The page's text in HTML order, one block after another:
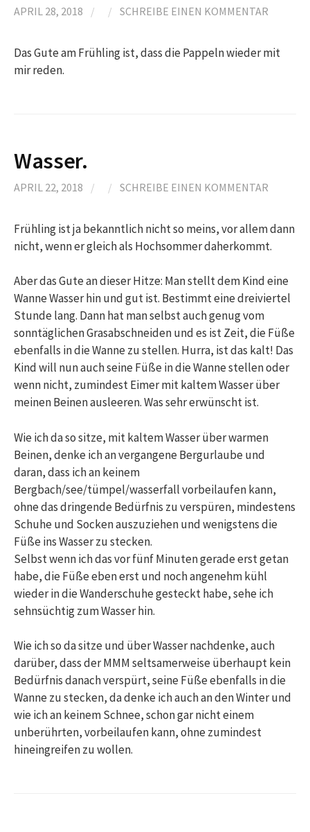
APRIL 28, 2018 / / SCHREIBE EINEN KOMMENTAR
Das Gute am Frühling ist, dass die Pappeln wieder mit
mir reden.
Wasser.
APRIL 22, 2018 / / SCHREIBE EINEN KOMMENTAR
Frühling ist ja bekanntlich nicht so meins, vor allem dann
nicht, wenn er gleich als Hochsommer daherkommt.
Aber das Gute an dieser Hitze: Man stellt dem Kind eine
Wanne Wasser hin und gut ist. Bestimmt eine dreiviertel
Stunde lang. Dann hat man selbst auch genug vom
sonntäglichen Grasabschneiden und es ist Zeit, die Füße
ebenfalls in die Wanne zu stellen. Hurra, ist das kalt! Das
Kind will nun auch seine Füße in die Wanne stellen oder
wenn nicht, zumindest Eimer mit kaltem Wasser über
meinen Beinen ausleeren. Was sehr erwünscht ist.
Wie ich da so sitze, mit kaltem Wasser über warmen
Beinen, denke ich an vergangene Bergurlaube und
daran, dass ich an keinem
Bergbach/see/tümpel/wasserfall vorbeilaufen kann,
ohne das dringende Bedürfnis zu verspüren, mindestens
Schuhe und Socken auszuziehen und wenigstens die
Füße ins Wasser zu stecken.
Selbst wenn ich das vor fünf Minuten gerade erst getan
habe, die Füße eben erst und noch angenehm kühl
wieder in die Wanderschuhe gesteckt habe, sehe ich
sehnsüchtig zum Wasser hin.
Wie ich so da sitze und über Wasser nachdenke, auch
darüber, dass der MMM seltsamerweise überhaupt kein
Bedürfnis danach verspürt, seine Füße ebenfalls in die
Wanne zu stecken, da denke ich auch an den Winter und
wie ich an keinem Schnee, schon gar nicht einem
unberührten, vorbeilaufen kann, ohne zumindest
hineingreifen zu wollen.